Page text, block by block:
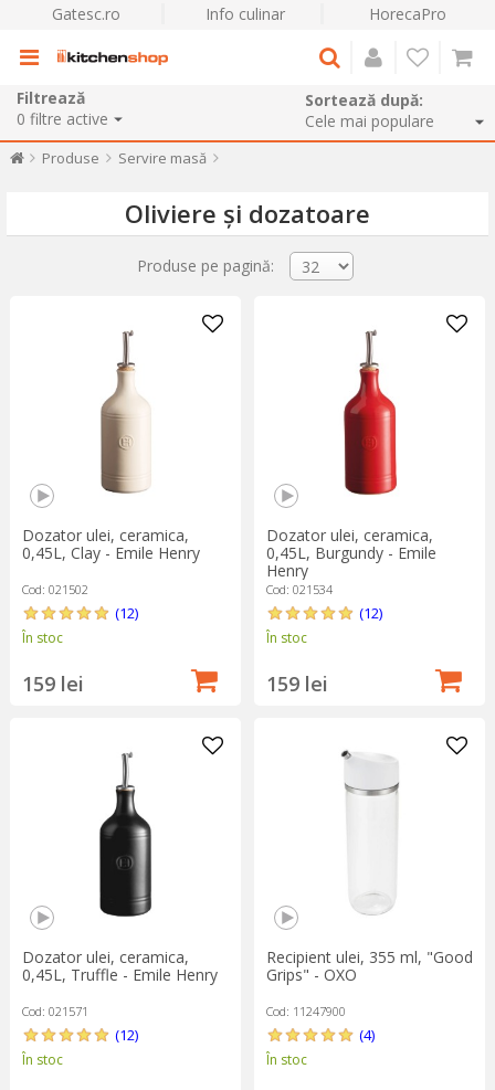
Gatesc.ro Info culinar HorecaPro
Filtrează
0 filtre active
Sortează după:
Produse Servire masă
Oliviere și dozatoare
Produse pe pagină:
Dozator ulei, ceramica,
0,45L, Clay - Emile Henry
Cod: 021502
(12)
În stoc
159 lei
Dozator ulei, ceramica,
0,45L, Burgundy - Emile
Henry
Cod: 021534
(12)
În stoc
159 lei
Dozator ulei, ceramica,
0,45L, Truffle - Emile Henry
Cod: 021571
(12)
În stoc
Recipient ulei, 355 ml, "Good
Grips" - OXO
Cod: 11247900
(4)
În stoc